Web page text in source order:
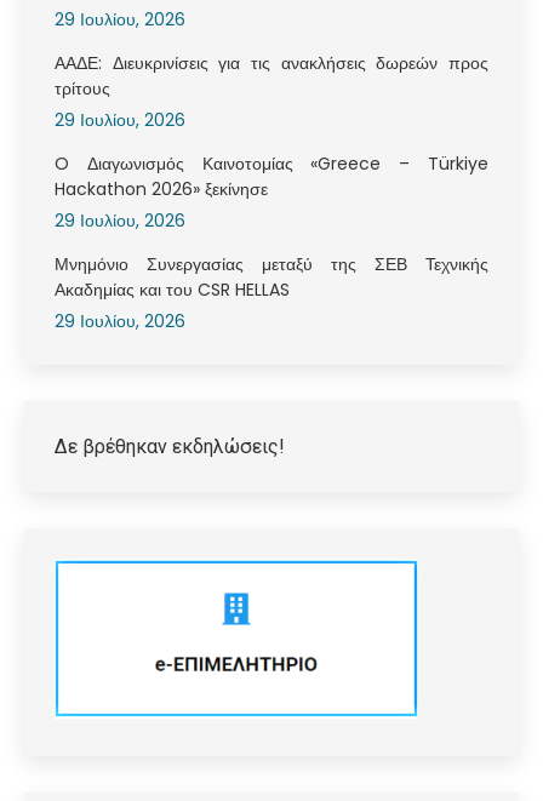
29 Ιουλίου, 2026
ΑΑΔΕ: Διευκρινίσεις για τις ανακλήσεις δωρεών προς
τρίτους
29 Ιουλίου, 2026
O Διαγωνισμός Καινοτομίας «Greece – Türkiye
Hackathon 2026» ξεκίνησε
29 Ιουλίου, 2026
Μνημόνιο Συνεργασίας μεταξύ της ΣΕΒ Τεχνικής
Ακαδημίας και του CSR HELLAS
29 Ιουλίου, 2026
Δε βρέθηκαν εκδηλώσεις!